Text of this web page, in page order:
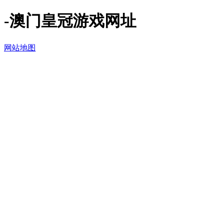
-澳门皇冠游戏网址
网站地图